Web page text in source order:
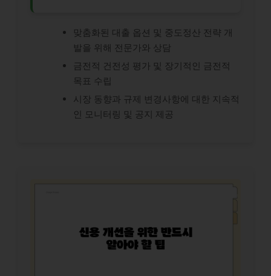
맞춤화된 대출 옵션 및 중도정산 전략 개
발을 위해 전문가와 상담
금전적 건전성 평가 및 장기적인 금전적
목표 수립
시장 동향과 규제 변경사항에 대한 지속적
인 모니터링 및 공지 제공